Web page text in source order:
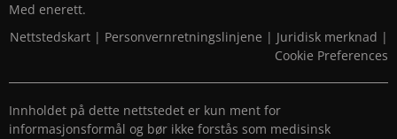
Med enerett.
Nettstedskart | Personvernretningslinjene | Juridisk merknad |
Cookie Preferences
Innholdet på dette nettstedet er kun ment for
informasjonsformål og bør ikke forstås som medisinsk